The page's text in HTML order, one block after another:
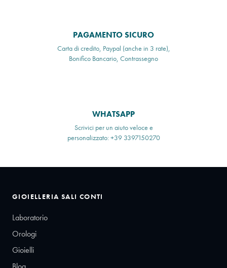
PAGAMENTO SICURO
Carta di credito, Paypal (anche in 3 rate),
Bonifico Bancario, Contrassegno
WHATSAPP
Scrivici per un aiuto veloce e
personalizzato: +39 3397150270
GIOIELLERIA SALI CONTI
Laboratorio
Orologi
Gioielli